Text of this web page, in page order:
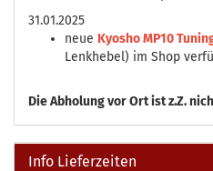
31.01.2025
neue Kyosho MP10
Lenkhebel) im Shop
DieAbholung vor Ort ist z.Z.
Info Lieferzeiten